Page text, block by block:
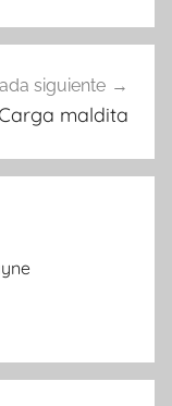
siguiente
maldita